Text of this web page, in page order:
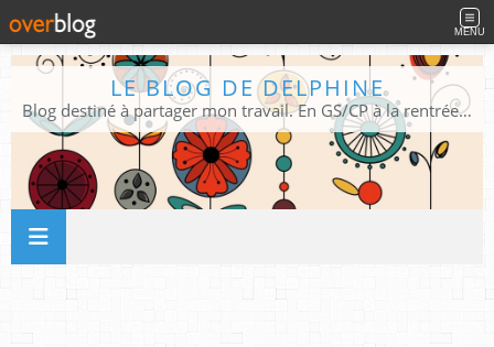
MENU
LE BLOG DE DELPHINE
Blog destiné à partager mon travail. En GS/CP à la rentrée 2026/2027 !